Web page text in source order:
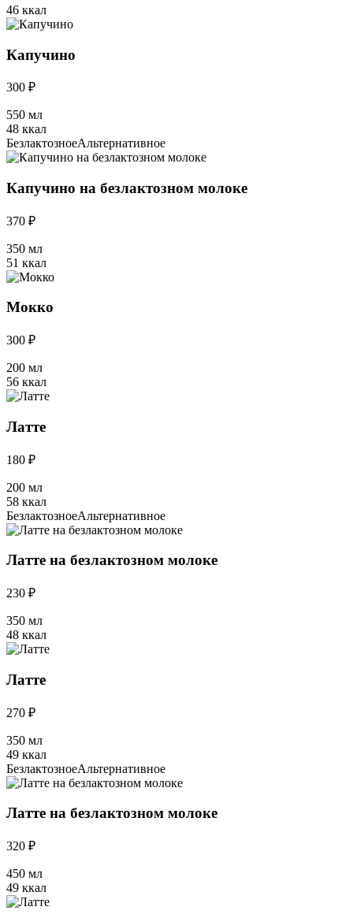
46 ккал
Капучино
300 ₽
550 мл
48 ккал
БезлактозноеАльтернативное
Капучино на безлактозном молоке
370 ₽
350 мл
51 ккал
Мокко
300 ₽
200 мл
56 ккал
Латте
180 ₽
200 мл
58 ккал
БезлактозноеАльтернативное
Латте на безлактозном молоке
230 ₽
350 мл
48 ккал
Латте
270 ₽
350 мл
49 ккал
БезлактозноеАльтернативное
Латте на безлактозном молоке
320 ₽
450 мл
49 ккал